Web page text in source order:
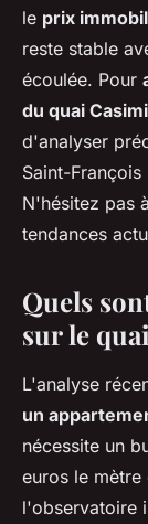
le prix
reste stable
écoulée. Pour
du quai
d'analyser
Saint-
N'hésitez pas à
tendances
Quels
sur le
L'analyse
un
nécessite un
euros le mètre
l'observatoire